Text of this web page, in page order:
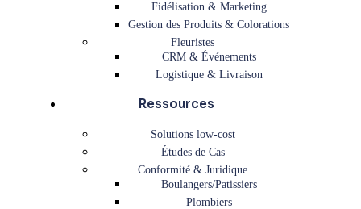
Fidélisation & Marketing
Gestion des Produits & Colorations
Fleuristes
CRM & Événements
Logistique & Livraison
Ressources
Solutions low-cost
Études de Cas
Conformité & Juridique
Boulangers/Patissiers
Plombiers